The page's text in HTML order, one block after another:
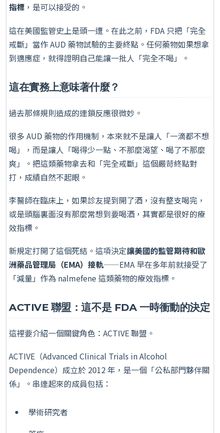
指標 ，是可以接受的。
這在美國監管史上是頭一遭。在此之前，FDA 只把「完全
戒斷」當作 AUD 藥物試驗的主要終點。任何藥物如果想拿
到適應症，就得證明自己能讓一批人「完全不喝」。
這在實務上意味著什麼？
過去那條規則造成的連鎖反應很微妙。
很多 AUD 藥物的作用機制，本來就不是讓人「一滴都不想
喝」，而是讓人「喝得少一點、不那麼渴望、喝了不那麼
爽」。把這類藥物拿去和「完全戒斷」這個嚴苛終點對
打，成績自然不起眼。
李醫師在臨床上，如果診友提到開了酒，沒有整支喝完，
或是頭腦裏面沒有那麼常想到要喝酒，其實都是很好的療
效指標。
新規定打開了這個死結。這項決定讓美國的監管期待和歐
洲藥品管理局（EMA）接軌——EMA 早在多年前就接受了
「減量」作為 nalmefene 這類藥物的療效指標。
ACTIVE 聯盟：這不是 FDA 一時衝動的決定
這裡要介紹一個關鍵角色：ACTIVE 聯盟。
ACTIVE（Advanced Clinical Trials in Alcohol
Dependence）成立於 2012 年，是一個「公私部門夥伴關
係」。串連起來的成員包括：
學術研究者